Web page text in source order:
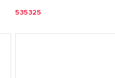
535325